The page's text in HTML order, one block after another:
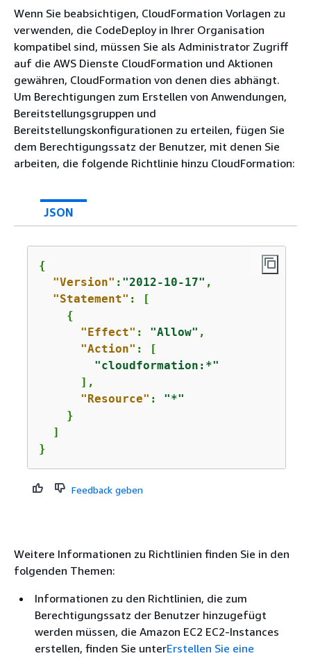
Wenn Sie beabsichtigen, CloudFormation Vorlagen zu
verwenden, die CodeDeploy in Ihrer Organisation
kompatibel sind, müssen Sie als Administrator Zugriff
auf die AWS Dienste CloudFormation und Aktionen
gewähren, CloudFormation von denen dies abhängt.
Um Berechtigungen zum Erstellen von Anwendungen,
Bereitstellungsgruppen und
Bereitstellungskonfigurationen zu erteilen, fügen Sie
dem Berechtigungssatz der Benutzer, mit denen Sie
arbeiten, die folgende Richtlinie hinzu CloudFormation:
JSON
{
"Version" : "2012-10-17" ,
"Statement" : [
{
"Effect" : "Allow" ,
"Action" : [
"cloudformation:*"
      ],
"Resource" : "*"
    }
  ]
}
Feedback geben
Weitere Informationen zu Richtlinien finden Sie in den
folgenden Themen:
Informationen zu den Richtlinien, die zum
Berechtigungssatz der Benutzer hinzugefügt
werden müssen, die Amazon EC2 EC2-Instances
erstellen, finden Sie unterErstellen Sie eine